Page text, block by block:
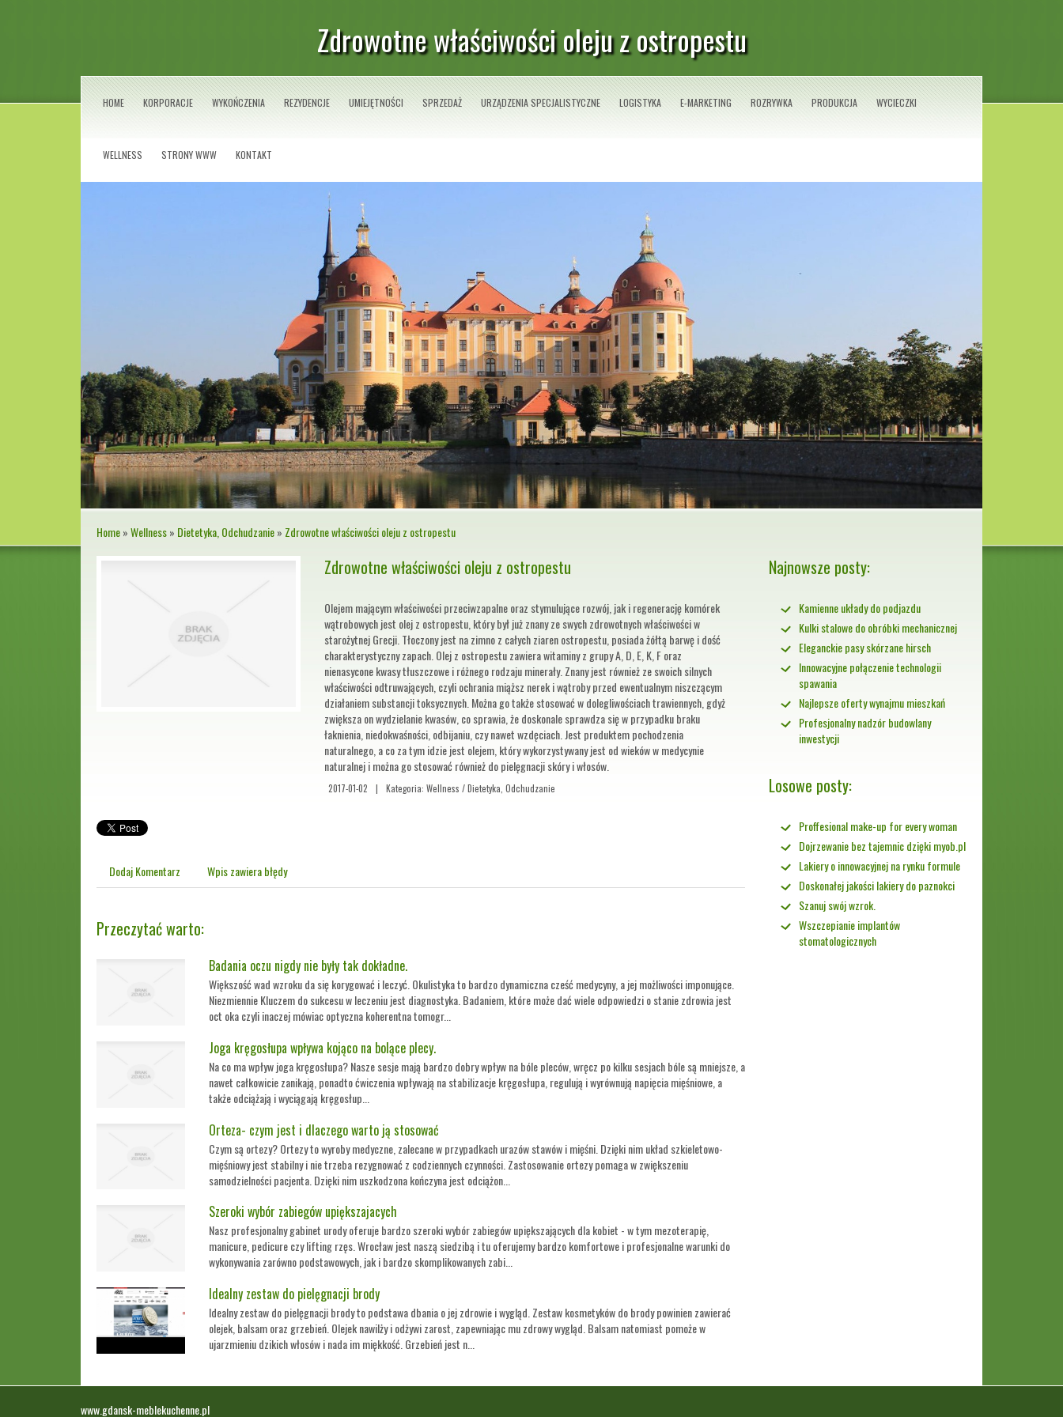
Zdrowotne właściwości oleju z ostropestu
HOME KORPORACJE WYKOŃCZENIA REZYDENCJE UMIEJĘTNOŚCI SPRZEDAŻ URZĄDZENIA SPECJALISTYCZNE LOGISTYKA E-MARKETING ROZRYWKA PRODUKCJA WYCIECZKI
WELLNESS STRONY WWW KONTAKT
Home»Wellness» Dietetyka, Odchudzanie» Zdrowotne właściwości oleju z ostropestu
Zdrowotne właściwości oleju z ostropestu
Olejem mającym właściwości przeciwzapalne oraz stymulujące rozwój, jak i regenerację komórek
wątrobowych jest olej z ostropestu, który był już znany ze swych zdrowotnych właściwości w
starożytnej Grecji. Tłoczony jest na zimno z całych ziaren ostropestu, posiada żółtą barwę i dość
charakterystyczny zapach. Olej z ostropestu zawiera witaminy z grupy A, D, E, K, F oraz
nienasycone kwasy tłuszczowe i różnego rodzaju minerały. Znany jest również ze swoich silnych
właściwości odtruwających, czyli ochrania miąższ nerek i wątroby przed ewentualnym niszczącym
działaniem substancji toksycznych. Można go także stosować w dolegliwościach trawiennych, gdyż
zwiększa on wydzielanie kwasów, co sprawia, że doskonale sprawdza się w przypadku braku
łaknienia, niedokwaśności, odbijaniu, czy nawet wzdęciach. Jest produktem pochodzenia
naturalnego, a co za tym idzie jest olejem, który wykorzystywany jest od wieków w medycynie
naturalnej i można go stosować również do pielęgnacji skóry i włosów.
2017-01-02 | Kategoria: Wellness / Dietetyka, Odchudzanie
Dodaj Komentarz Wpis zawiera błędy
Przeczytać warto:
Badania oczu nigdy nie były tak dokładne.
Większość wad wzroku da się korygować i leczyć. Okulistyka to bardzo dynamiczna cześć medycyny, a jej możliwości imponujące.
Niezmiennie Kluczem do sukcesu w leczeniu jest diagnostyka. Badaniem, które może dać wiele odpowiedzi o stanie zdrowia jest
oct oka czyli inaczej mówiac optyczna koherentna tomogr...
Joga kręgosłupa wpływa kojąco na bolące plecy.
Na co ma wpływ joga kręgosłupa? Nasze sesje mają bardzo dobry wpływ na bóle pleców, wręcz po kilku sesjach bóle są mniejsze, a
nawet całkowicie zanikają, ponadto ćwiczenia wpływają na stabilizacje kręgosłupa, regulują i wyrównują napięcia mięśniowe, a
także odciążają i wyciągają kręgosłup...
Orteza- czym jest i dlaczego warto ją stosować
Czym są ortezy? Ortezy to wyroby medyczne, zalecane w przypadkach urazów stawów i mięśni. Dzięki nim układ szkieletowo-
mięśniowy jest stabilny i nie trzeba rezygnować z codziennych czynności. Zastosowanie ortezy pomaga w zwiększeniu
samodzielności pacjenta. Dzięki nim uszkodzona kończyna jest odciążon...
Szeroki wybór zabiegów upiększajacych
Nasz profesjonalny gabinet urody oferuje bardzo szeroki wybór zabiegów upiększających dla kobiet - w tym mezoterapię,
manicure, pedicure czy lifting rzęs. Wrocław jest naszą siedzibą i tu oferujemy bardzo komfortowe i profesjonalne warunki do
wykonywania zarówno podstawowych, jak i bardzo skomplikowanych zabi...
Idealny zestaw do pielęgnacji brody
Idealny zestaw do pielęgnacji brody to podstawa dbania o jej zdrowie i wygląd. Zestaw kosmetyków do brody powinien zawierać
olejek, balsam oraz grzebień. Olejek nawilży i odżywi zarost, zapewniając mu zdrowy wygląd. Balsam natomiast pomoże w
ujarzmieniu dzikich włosów i nada im miękkość. Grzebień jest n...
Najnowsze posty:
Kamienne układy do podjazdu
Kulki stalowe do obróbki mechanicznej
Eleganckie pasy skórzane hirsch
Innowacyjne połączenie technologii
spawania
Najlepsze oferty wynajmu mieszkań
Profesjonalny nadzór budowlany
inwestycji
Losowe posty:
Proffesional make-up for every woman
Dojrzewanie bez tajemnic dzięki myob.pl
Lakiery o innowacyjnej na rynku formule
Doskonałej jakości lakiery do paznokci
Szanuj swój wzrok.
Wszczepianie implantów
stomatologicznych
www.gdansk-meblekuchenne.pl